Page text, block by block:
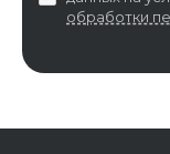
обработки